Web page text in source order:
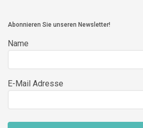
Abonnieren Sie unseren Newsletter!
Name
E-Mail Adresse